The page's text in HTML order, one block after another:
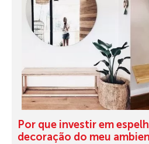
Por que investir em
decoração do meu